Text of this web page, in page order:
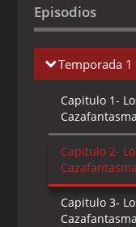
Episodios
Temporada 1
Capitulo 1-
Capitulo 2-
Capitulo 3-